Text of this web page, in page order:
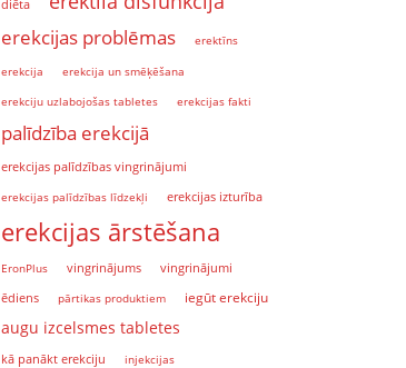
diēta
erekcijas problēmas
erektīns
erekcija
erekcija un smēķēšana
erekciju uzlabojošas tabletes
erekcijas fakti
palīdzība erekcijā
erekcijas palīdzības vingrinājumi
erekcijas palīdzības līdzekļi erekcijas izturība
erekcijas ārstēšana
EronPlus vingrinājums
vingrinājumi
ēdiens
pārtikas produktiem iegūt erekciju
augu izcelsmes tabletes
kā panākt erekciju
injekcijas